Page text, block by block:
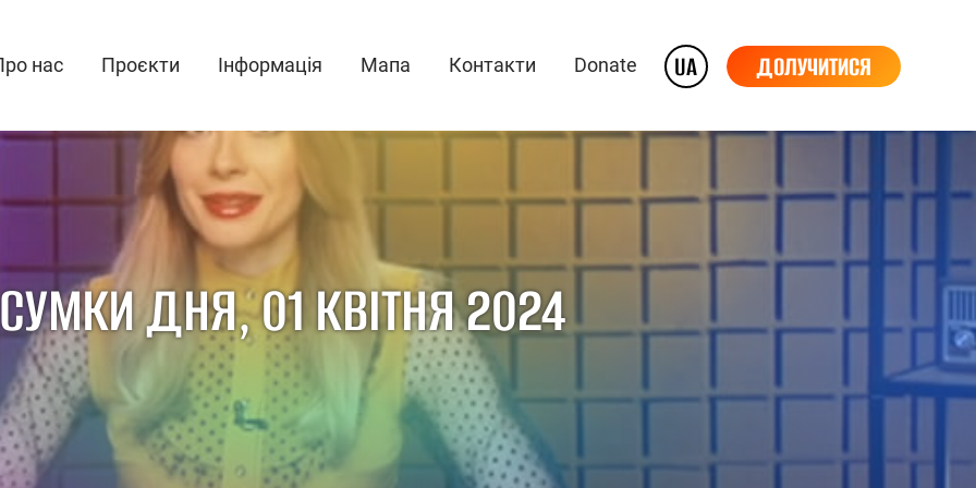
нас Проєкти Інформація Мапа Контакти Donate UA ДОЛУЧИТИСЯ
ДНЯ, 01 КВІТНЯ 2024